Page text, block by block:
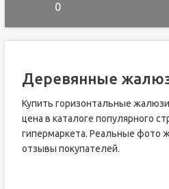
0
Деревянные
Купить горизонтальные
цена в каталоге популярного
гипермаркета. Реальные фото
отзывы покупателей.